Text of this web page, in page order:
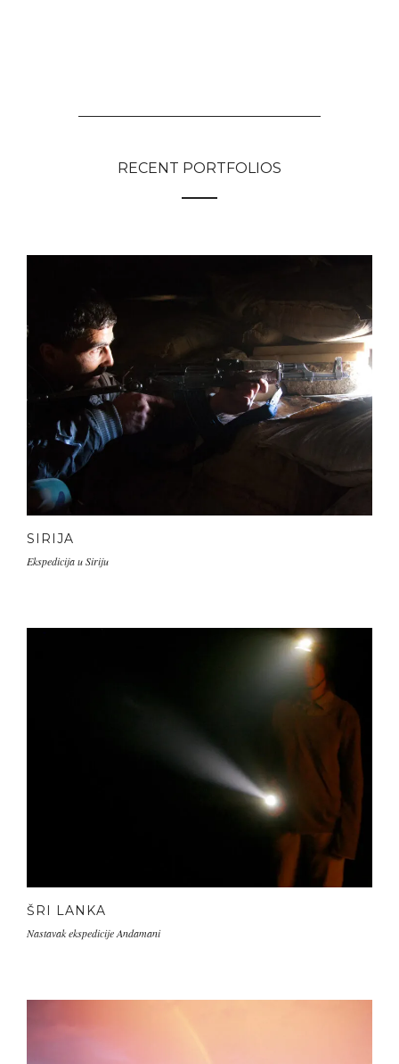
RECENT PORTFOLIOS
SIRIJA
Ekspedicija u Siriju
ŠRI LANKA
Nastavak ekspedicije Andamani